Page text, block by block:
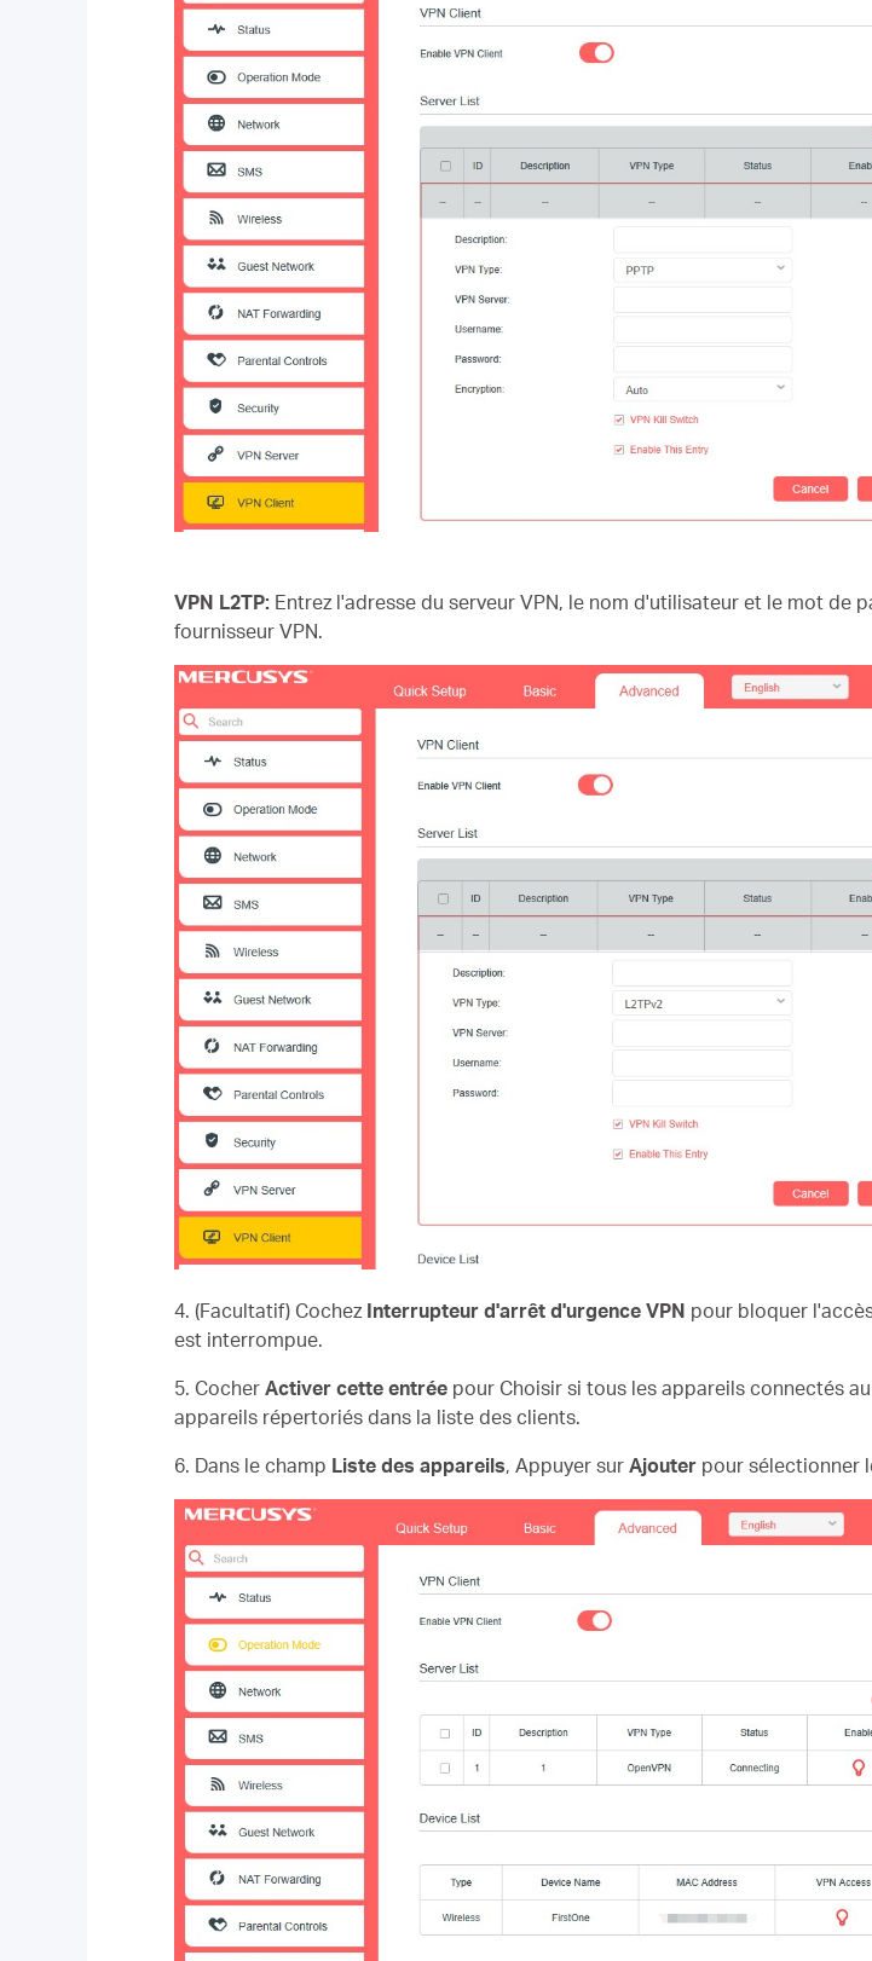
VPN L2TP: Entrez l'adresse du serveur VPN, le nom d'utilisateur et le mot de
fournisseur VPN.
4. (Facultatif) Cochez Interrupteur d'arrêt d'urgence VPN pour bloquer
est interrompue.
5. Cocher Activer cette entrée pour Choisir si tous les appareils connectés
appareils répertoriés dans la liste des clients.
6. Dans le champ Liste des appareils, Appuyer sur Ajouter pour sélectionner